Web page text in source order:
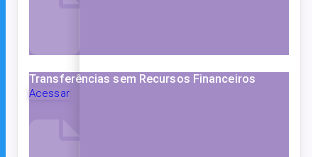
Transferências sem Recursos Financeiros
Acessar